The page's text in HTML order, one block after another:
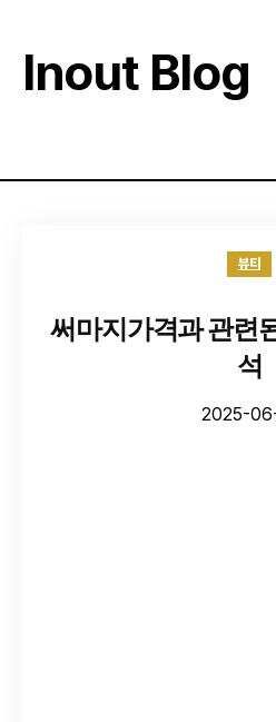
Inout Blog
뷰티
써마지가격과 관련
석
2025-